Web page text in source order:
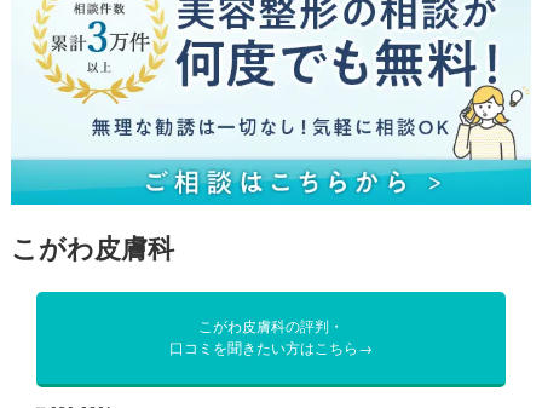
こがわ皮膚科
こがわ皮膚科の評判・
口コミを聞きたい方はこちら→